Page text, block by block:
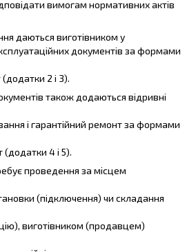
вимогам нормативних актів
даються виготівником у
документів за формами
2 і 3).
також додаються відривні
і гарантійний ремонт за формами
(додатки 4 і 5).
проведення за місцем
(підключення) чи складання
виготівником (продавцем)